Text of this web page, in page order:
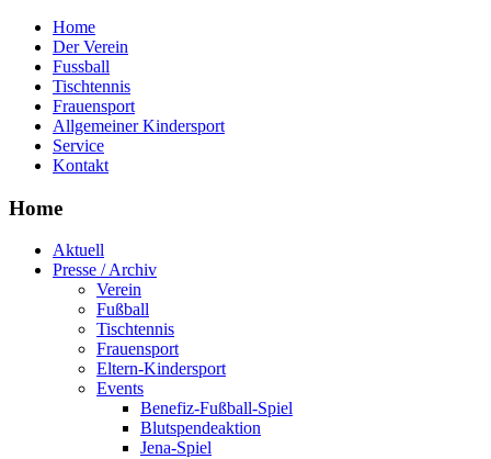
Home
Der Verein
Fussball
Tischtennis
Frauensport
Allgemeiner Kindersport
Service
Kontakt
Home
Aktuell
Presse / Archiv
Verein
Fußball
Tischtennis
Frauensport
Eltern-Kindersport
Events
Benefiz-Fußball-Spiel
Blutspendeaktion
Jena-Spiel